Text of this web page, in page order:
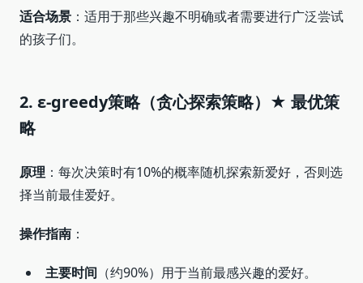
适合场景 ：适用于那些兴趣不明确或者需要进行广泛尝试
的孩子们。
2. ε-greedy策略（贪心探索策略）★ 最优策
略
原理 ：每次决策时有10%的概率随机探索新爱好，否则选
择当前最佳爱好。
操作指南 ：
主要时间 （约90%）用于当前最感兴趣的爱好。